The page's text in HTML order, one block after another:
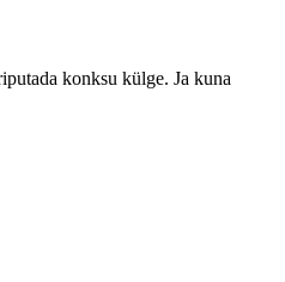
konksu külge. Ja kuna